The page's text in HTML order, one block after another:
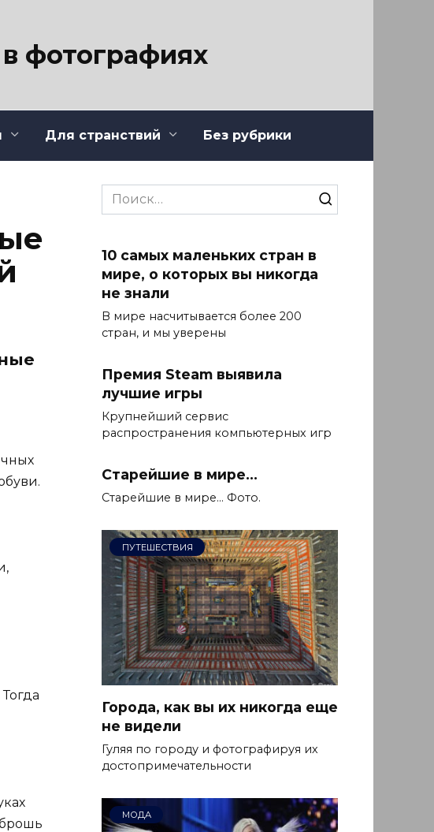
фотографиях
Для странствий Без рубрики
Search
for:
10 самых маленьких стран в
мире, о которых вы никогда
не знали
В мире насчитывается более 200
стран, и мы уверены
Премия Steam выявила
лучшие игры
Крупнейший сервис
распространения компьютерных игр
Старейшие в мире…
Старейшие в мире... Фото.
ПУТЕШЕСТВИЯ
Города, как вы их никогда еще
не видели
Гуляя по городу и фотографируя их
достопримечательности
МОДА